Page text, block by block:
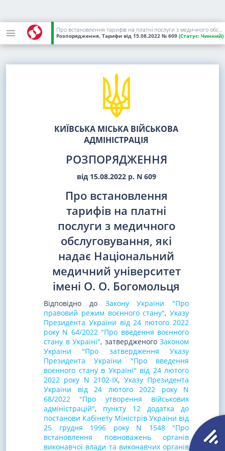
Про встановлення тарифів на платні послуги з медичного обслуговування, які надає Національний медичний університет імені О. О. Богомольця
Розпорядження, Тарифи від 15.08.2022 № 609 (Статус: Чинний)
КИЇВСЬКА МІСЬКА ВІЙСЬКОВА
АДМІНІСТРАЦІЯ
РОЗПОРЯДЖЕННЯ
від 15.08.2022 р. N 609
Про встановлення
тарифів на платні
послуги з медичного
обслуговування, які
надає Національний
медичний університет
імені О. О. Богомольця
Відповідно до Закону України "Про
правовий режим воєнного стану", Указу
Президента України від 24 лютого 2022
року N 64/2022 "Про введення воєнного
стану в Україні", затвердженого Законом
України "Про затвердження Указу
Президента України "Про введення
воєнного стану в Україні" від 24 лютого
2022 року N 2102-IX, Указу Президента
України від 24 лютого 2022 року N
68/2022 "Про утворення військових
адміністрацій", пункту 12 додатка до
постанови Кабінету Міністрів України від
25 грудня 1996 року N 1548 "Про
встановлення повноважень органів
виконавчої влади та виконавчих органів